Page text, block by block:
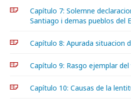
Capítulo 7: Solemne
Santiago i demas pueblos del
Capítulo 8: Apurada situacion
Capítulo 9: Rasgo ejemplar
Capítulo 10: Causas de la